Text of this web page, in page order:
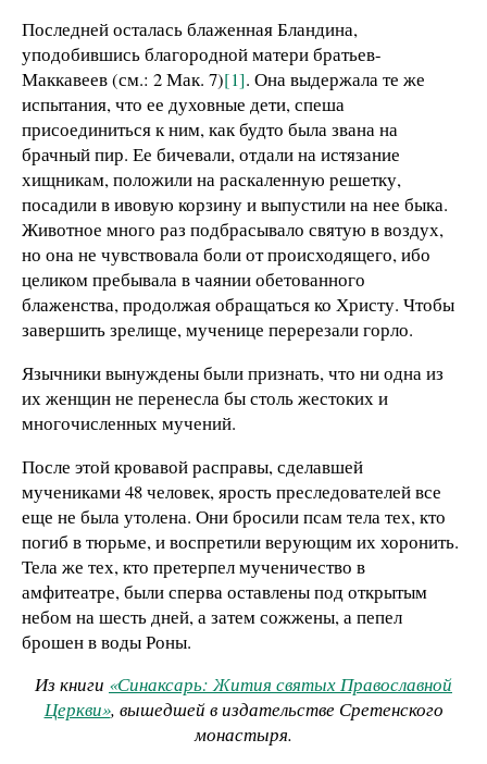
Последней осталась блаженная Бландина,
уподобившись благородной матери братьев-
Маккавеев (см.: 2 Мак. 7)[1]. Она выдержала те же
испытания, что ее духовные дети, спеша
присоединиться к ним, как будто была звана на
брачный пир. Ее бичевали, отдали на истязание
хищникам, положили на раскаленную решетку,
посадили в ивовую корзину и выпустили на нее быка.
Животное много раз подбрасывало святую в воздух,
но она не чувствовала боли от происходящего, ибо
целиком пребывала в чаянии обетованного
блаженства, продолжая обращаться ко Христу. Чтобы
завершить зрелище, мученице перерезали горло.
Язычники вынуждены были признать, что ни одна из
их женщин не перенесла бы столь жестоких и
многочисленных мучений.
После этой кровавой расправы, сделавшей
мучениками 48 человек, ярость преследователей все
еще не была утолена. Они бросили псам тела тех, кто
погиб в тюрьме, и воспретили верующим их хоронить.
Тела же тех, кто претерпел мученичество в
амфитеатре, были сперва оставлены под открытым
небом на шесть дней, а затем сожжены, а пепел
брошен в воды Роны.
Из книги «Синаксарь: Жития святых Православной
Церкви», вышедшей в издательстве Сретенского
монастыря.